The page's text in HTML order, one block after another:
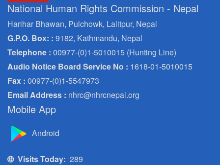
National Human Rights Commission - Nepal
Harihar Bhawan, Pulchowk, Lalitpur, Nepal
G.P.O. Box: : 9182, Kathmandu, Nepal
Telephone : 00977-(0)1-5010015 (Hunting Line)
Audio Notice Board Service No : 1618-01-5010015
Fax : 00977-(0)1-5547973
Email Address : nhrc@nhrcnepal.org
Mobile App
Android
Visits Today: 289